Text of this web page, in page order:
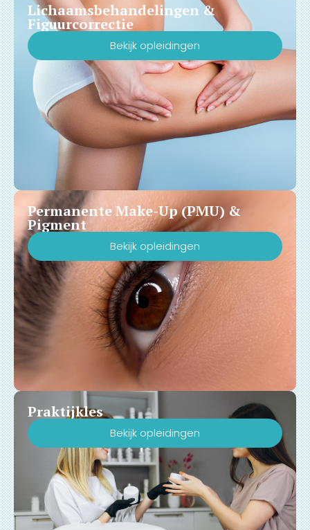
Lichaamsbehandelingen &
Figuurcorrectie
Bekijk opleidingen
Permanente Make-Up (PMU) &
Pigment
Bekijk opleidingen
Praktijkles
Bekijk opleidingen